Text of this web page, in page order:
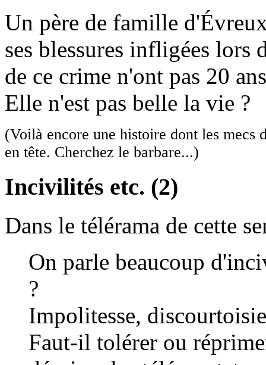
Un père de famille
ses blessures infligées lors
de ce crime n'ont pas 20
Elle n'est pas belle la vie ?
(Voilà encore une histoire dont les
en tête. Cherchez le barbare...)
Incivilités etc. (2)
Dans le télérama de cette
On parle beaucoup
?
Impolitesse,
Faut-il tolérer ou